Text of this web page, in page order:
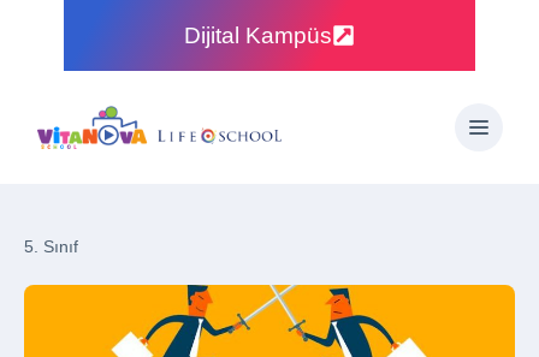
Dijital Kampüs
5. Sınıf